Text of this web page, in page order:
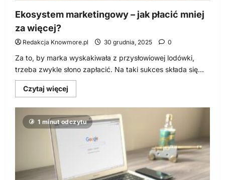
Ekosystem marketingowy – jak płacić mniej
za więcej?
Redakcja Knowmore.pl 30 grudnia, 2025 0
Za to, by marka wyskakiwała z przysłowiowej lodówki,
trzeba zwykle słono zapłacić. Na taki sukces składa się...
Czytaj więcej
się
o
Ekosystem
marketingowy
–
płacić
1 minut odczytu